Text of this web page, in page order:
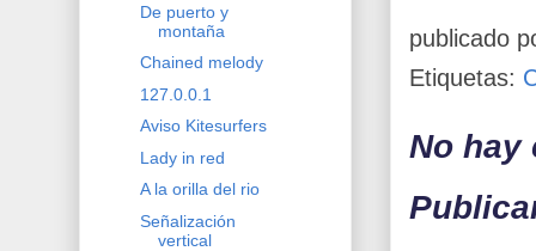
publicado
Etiquetas:
No hay
De puerto y
montaña
Chained melody
127.0.0.1
Aviso Kitesurfers
Lady in red
A la orilla del rio
Señalización
vertical